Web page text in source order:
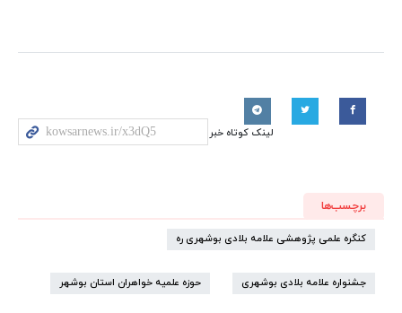
لینک کوتاه خبر
برچسب‌ها
کنگره علمی پژوهشی علامه بلادی بوشهری ره
جشنواره علامه بلادی بوشهری حوزه علمیه خواهران استان بوشهر